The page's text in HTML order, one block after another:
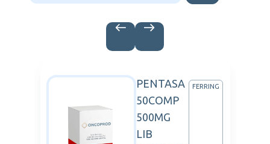
PENTASA
50COMP
500MG
LIB
FERRING